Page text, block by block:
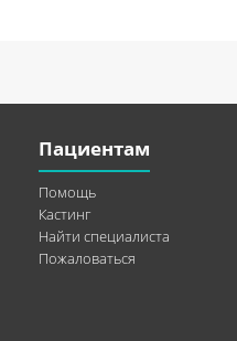
Пациентам
Помощь
Кастинг
Найти специалиста
Пожаловаться